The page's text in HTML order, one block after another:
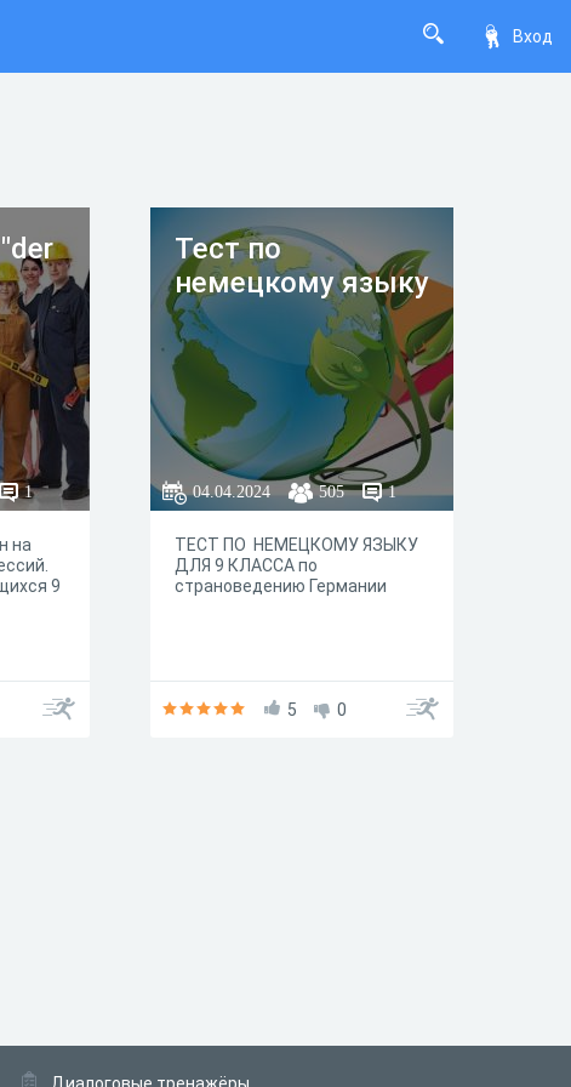
Вход
1
на
9
Тест по
немецкому языку
04.04.2024 505 1
ТЕСТ ПО НЕМЕЦКОМУ ЯЗЫКУ
ДЛЯ 9 КЛАССА по
страноведению Германии
5 0